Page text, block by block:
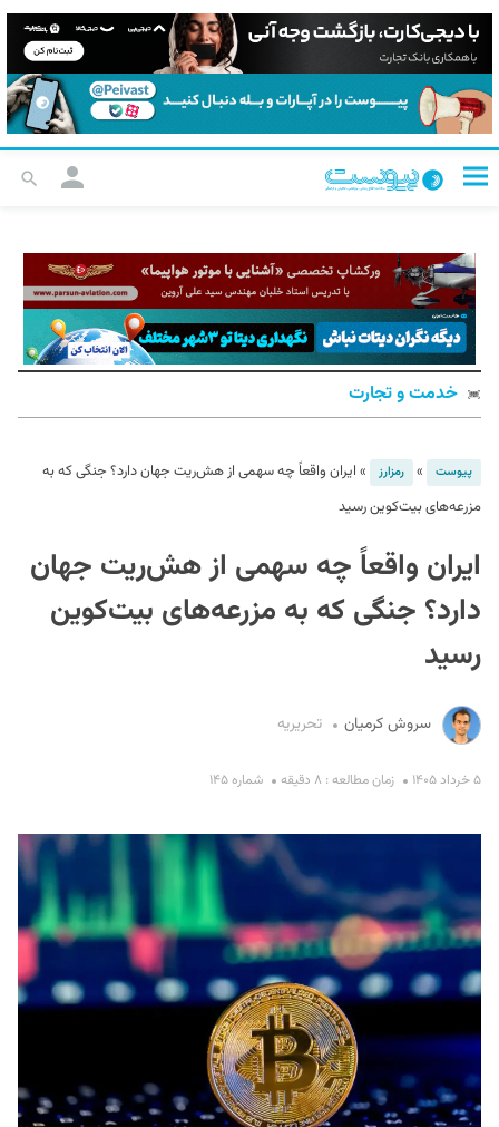
خدمت و تجارت
پیوست » رمزارز » ایران واقعاً چه سهمی از هش‌ریت جهان دارد؟ جنگی که به
مزرعه‌های بیت‌کوین رسید
ایران واقعاً چه سهمی از هش‌ریت جهان
دارد؟ جنگی که به مزرعه‌های بیت‌کوین
رسید
سروش کرمیان تحریریه
۵ خرداد ۱۴۰۵ زمان مطالعه : ۸ دقیقه شماره ۱۴۵